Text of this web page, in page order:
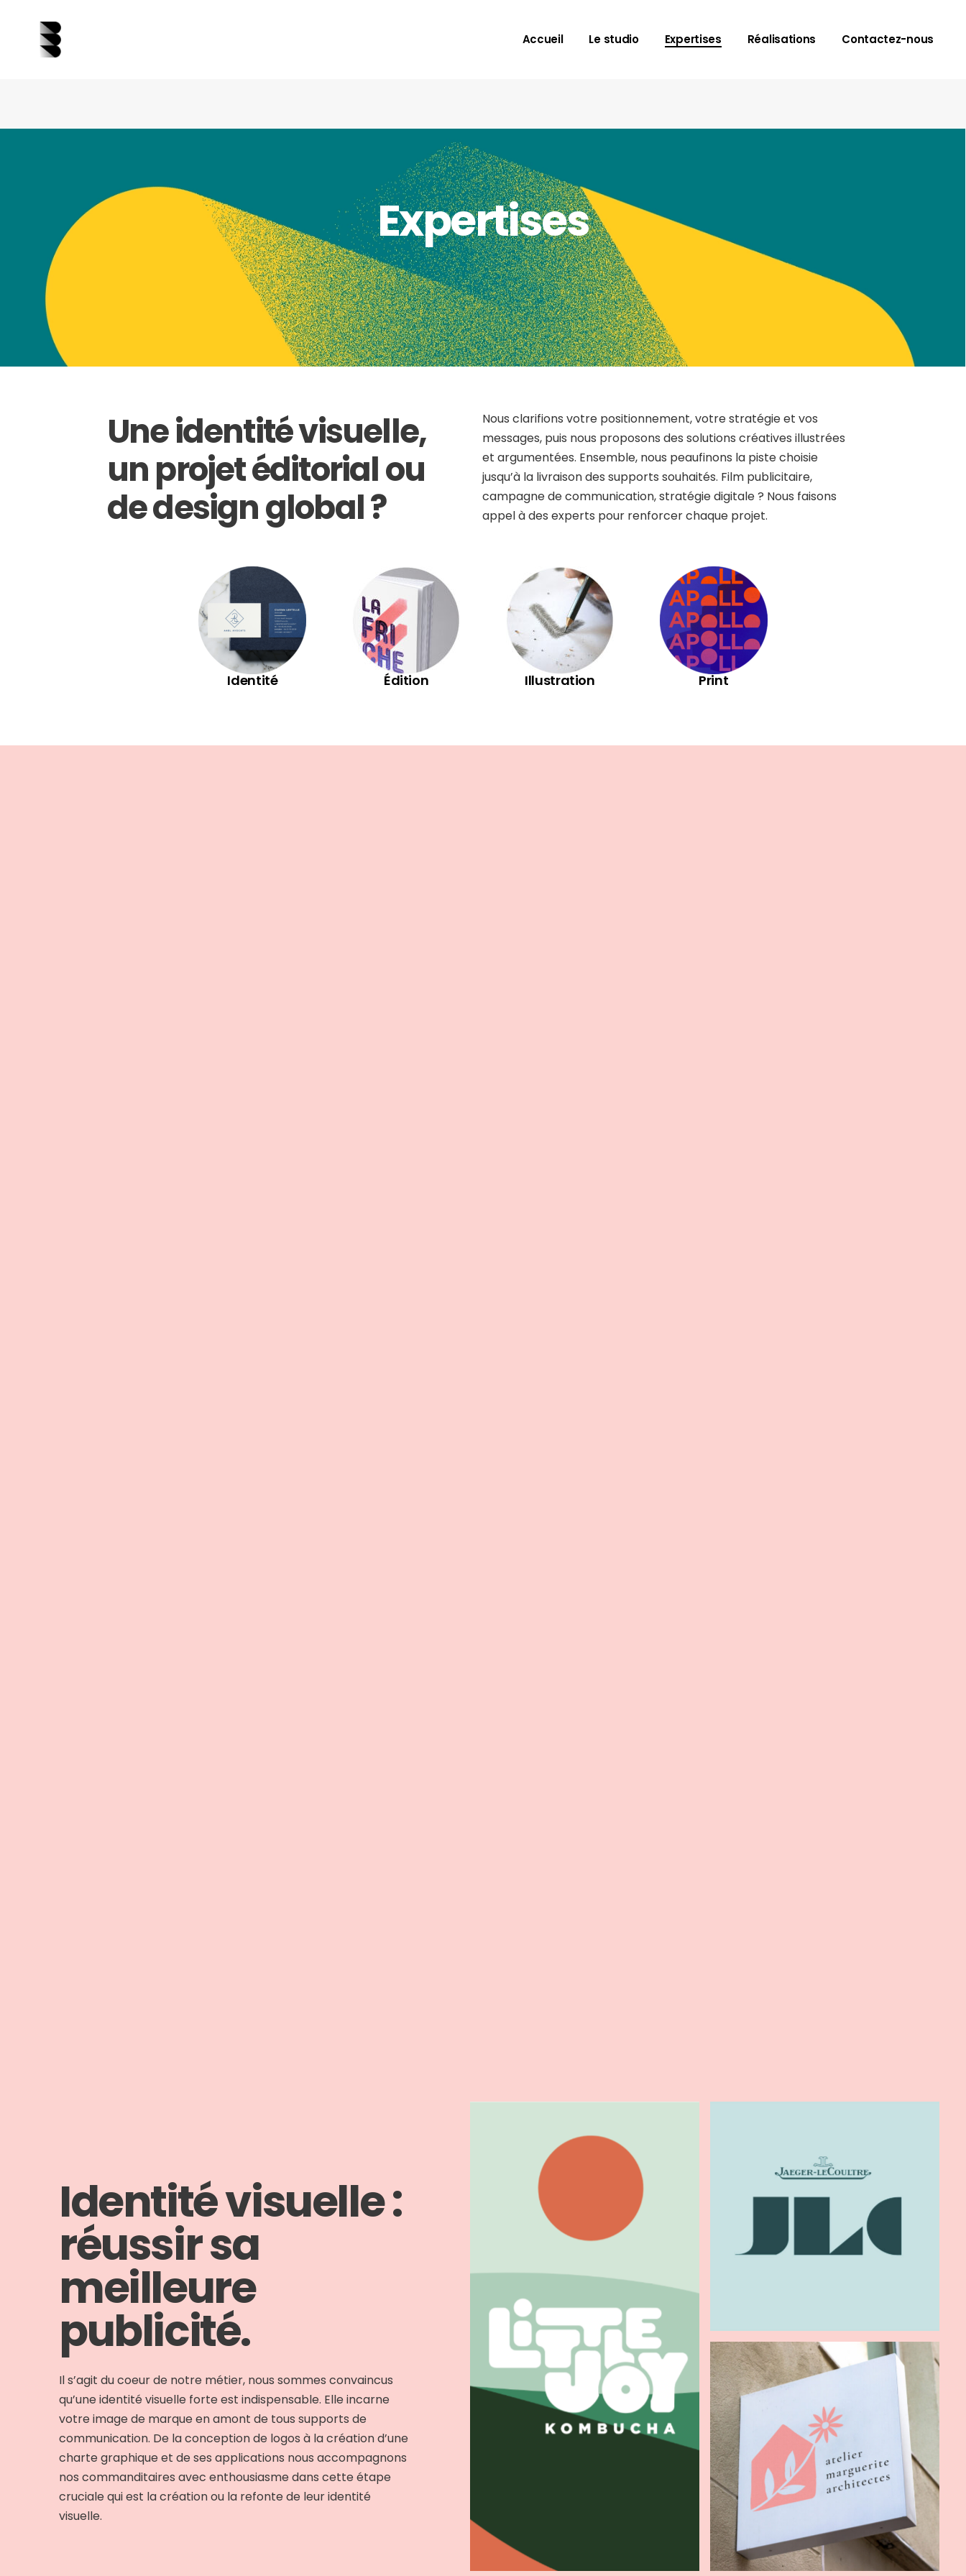
Accueil Le studio Expertises Réalisations Contactez-nous
Expertises
Une identité visuelle,
un projet éditorial ou
de design global ?
Nous clarifions votre positionnement, votre stratégie et vos
messages, puis nous proposons des solutions créatives illustrées
et argumentées. Ensemble, nous peaufinons la piste choisie
jusqu’à la livraison des supports souhaités. Film publicitaire,
campagne de communication, stratégie digitale ? Nous faisons
appel à des experts pour renforcer chaque projet.
Identité Édition Illustration Print
Identité visuelle :
réussir sa
meilleure
publicité.
Il s’agit du coeur de notre métier, nous sommes convaincus
qu’une identité visuelle forte est indispensable. Elle incarne
votre image de marque en amont de tous supports de
communication. De la conception de logos à la création d’une
charte graphique et de ses applications nous accompagnons
nos commanditaires avec enthousiasme dans cette étape
cruciale qui est la création ou la refonte de leur identité
visuelle.